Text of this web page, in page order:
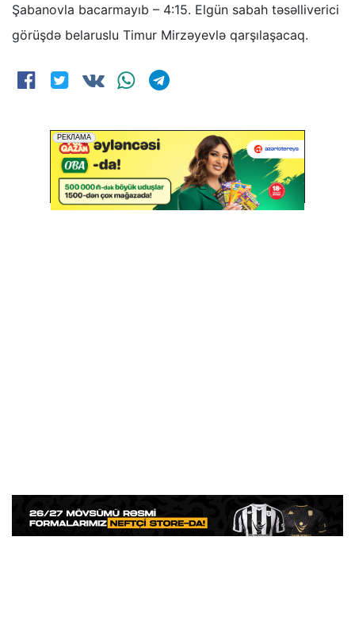
Şabanovla bacarmayıb – 4:15. Elgün sabah təsəlliverici
görüşdə belaruslu Timur Mirzəyevlə qarşılaşacaq.